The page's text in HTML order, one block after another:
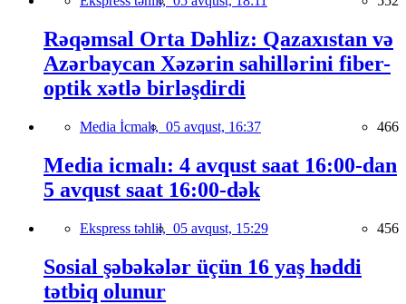
Rəqəmsal Orta Dəhliz: Qazaxıstan və
Azərbaycan Xəzərin sahillərini fiber-
optik xətlə birləşdirdi
Media İcmalı, 05 avqust, 16:37 466
Media icmalı: 4 avqust saat 16:00-dan
5 avqust saat 16:00-dək
Ekspress təhlil, 05 avqust, 15:29 456
Sosial şəbəkələr üçün 16 yaş həddi
tətbiq olunur